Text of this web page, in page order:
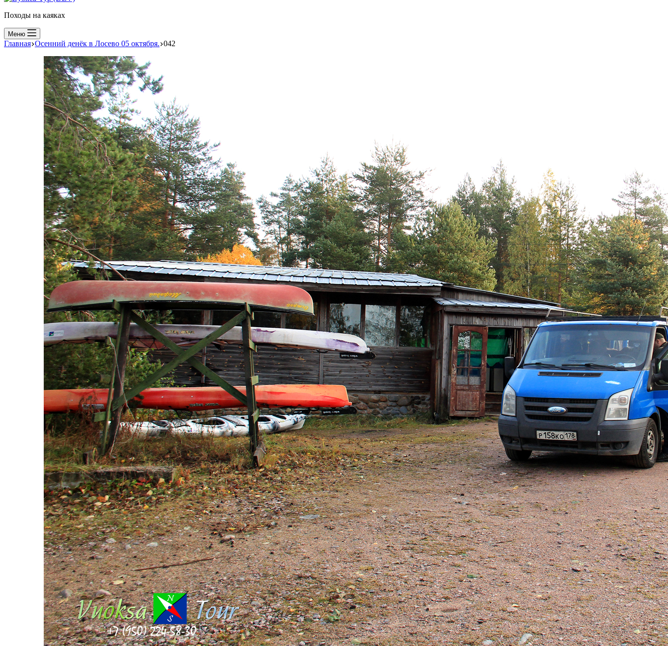
Походы на каяках
Меню
Главная Осенний денёк в Лосево 05 октября. 042